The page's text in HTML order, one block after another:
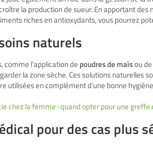
la production de sueur. En apportant
riches en antioxydants, vous pourrez
naturels
l’application de poudres de maïsou de
la zone sèche. Ces solutions naturelles
utilisées en complément d’une bonne
chez la femme : quand opter pour une greffe
pour des cas plus